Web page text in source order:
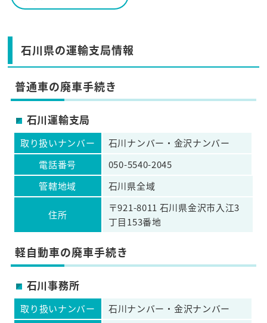
石川県の運輸支局情報
普通車の廃車手続き
石川運輸支局
取り扱いナンバー
石川ナンバー・金沢ナンバー
電話番号
050-5540-2045
管轄地域
石川県全域
住所
〒921-8011 石川県金沢市入江3
丁目153番地
軽自動車の廃車手続き
石川事務所
取り扱いナンバー
石川ナンバー・金沢ナンバー